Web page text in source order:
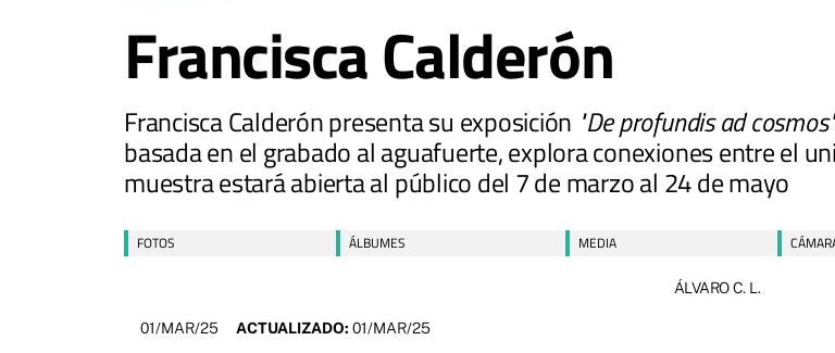
Francisca Calderón
Francisca Calderón presenta su exposición "De profundis ad
basada en el grabado al aguafuerte, explora conexiones entre el
muestra estará abierta al público del 7 de marzo al 24 de mayo
FOTOS ÁLBUMES MEDIA
ÁLVARO C. L.
01/MAR/25 ACTUALIZADO: 01/MAR/25